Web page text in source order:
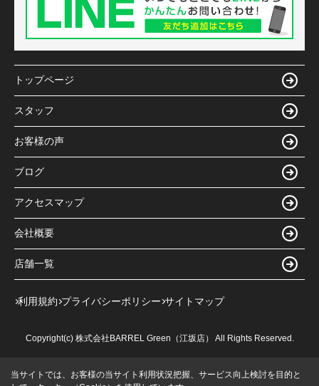
トップページ
スタッフ
お客様の声
ブログ
アクセスマップ
会社概要
店舗一覧
利用規約 プライバシーポリシー サイトマップ
Copyright(c) 株式会社BARREL Green（江坂店） All Rights Reserved.
当サイトでは、お客様の当サイト利用状況把握、サービス向上検討を目的と